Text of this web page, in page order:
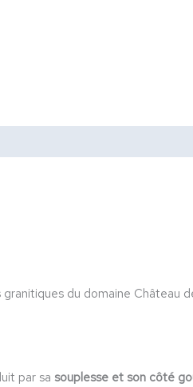
du domaine Château
par sa souplesse et son côté